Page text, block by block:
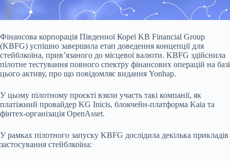
Фінансова корпорація Південної Кореї KB Financial Group
(KBFG) успішно завершила етап доведення концепціїдля
стейблкоїна, прив’язаного до місцевої валюти. KBFG здійснила
пілотне тестування повного спектру фінансових операцій на базі
цього активу, про що повідомляє видання Yonhap.
У цьому пілотному проєкті взяли участь такі компанії, як
платіжний провайдер KG Inicis, блокчейн-платформа Kaia та
фінтех-організація OpenAsset.
У рамках пілотного запуску KBFG дослідила декілька прикладів
застосування стейблкоїна: